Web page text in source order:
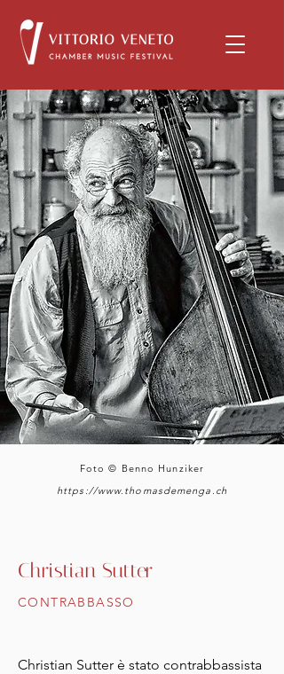
Foto © Benno Hunziker
https://www.thomasdemenga.ch
Christian Sutter
CONTRABBASSO
Christian Sutter è stato contrabbassista